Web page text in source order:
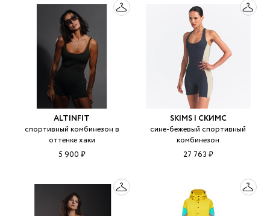
ALTINFIT
спортивный комбинезон в
оттенке хаки
5 900 ₽
SKIMS | СКИМС
сине-бежевый спортивный
комбинезон
27 763 ₽